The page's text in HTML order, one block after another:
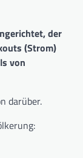
der
(Strom)
von
darüber.